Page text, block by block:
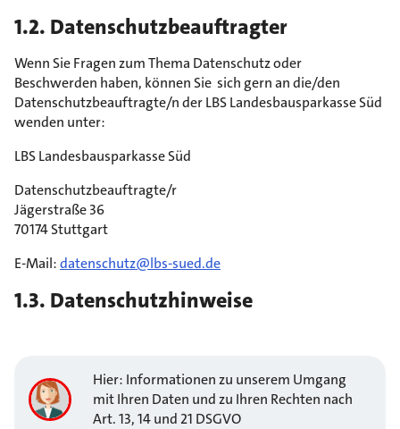
1.2. Datenschutzbeauftragter
Wenn Sie Fragen zum Thema Datenschutz oder
Beschwerden haben, können Sie sich gern an die/den
Datenschutzbeauftragte/n der LBS Landesbausparkasse Süd
wenden unter:
LBS Landesbausparkasse Süd
Datenschutzbeauftragte/r
Jägerstraße 36
70174 Stuttgart
E-Mail:datenschutz@lbs-sued.de
1.3. Datenschutzhinweise
Hier: Informationen zu unserem Umgang
mit Ihren Daten und zu Ihren Rechten nach
Art. 13, 14 und 21 DSGVO